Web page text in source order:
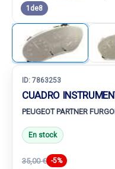
1 de8
ID: 7863253
CUADRO
PEUGEOT PARTNER
En stock
35,00 € -5%